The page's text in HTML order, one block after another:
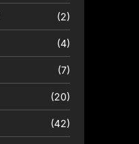
(2)
(4)
(7)
(20)
(42)